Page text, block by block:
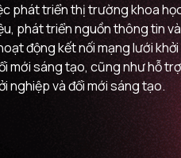
phát triển thị trường khoa
phát triển nguồn thông tin
động kết nối mạng lưới
mới sáng tạo, cũng như hỗ
nghiệp và đổi mới sáng tạo.